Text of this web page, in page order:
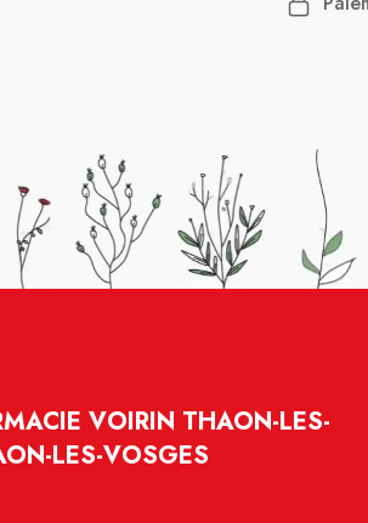
VOIRIN THAON-LES-
LES-VOSGES